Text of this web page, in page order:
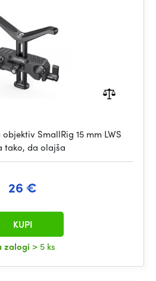
SmallRig 15 mm LWS
tako, da olajša
26 €
zalogi > 5 ks
KUPI